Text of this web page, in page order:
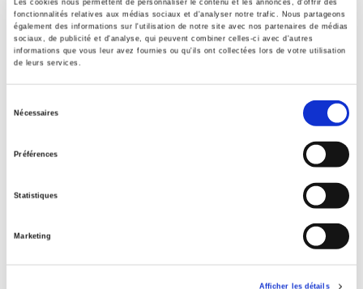
Les cookies nous permettent de personnaliser le contenu et les annonces, d'offrir des
fonctionnalités relatives aux médias sociaux et d'analyser notre trafic. Nous partageons
également des informations sur l'utilisation de notre site avec nos partenaires de médias
sociaux, de publicité et d'analyse, qui peuvent combiner celles-ci avec d'autres
informations que vous leur avez fournies ou qu'ils ont collectées lors de votre utilisation
de leurs services.
Nécessaires
Préférences
Statistiques
Marketing
Afficher les détails
Éditeur
Presses de Sciences Po
Auteur
Anne Revillard
Collection
Langue
Catégorie (éditeur)
Gouvernances
Catégorie (éditeur)